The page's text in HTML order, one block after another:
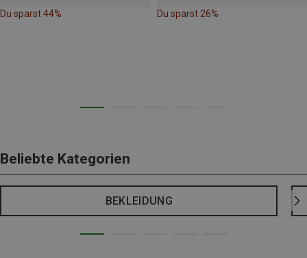
Du sparst 44% Du sparst 26%
Beliebte Kategorien
BEKLEIDUNG